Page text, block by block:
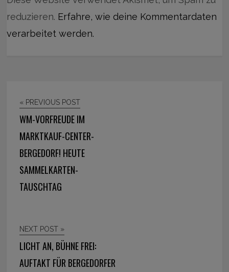
reduzieren. Erfahre, wie deine Kommentardaten
verarbeitet werden.
« PREVIOUS POST
WM-VORFREUDE IM
MARKTKAUF-CENTER-
BERGEDORF! HEUTE
SAMMELKARTEN-
TAUSCHTAG
NEXT POST »
LICHT AN, BÜHNE FREI:
AUFTAKT FÜR BERGEDORFER